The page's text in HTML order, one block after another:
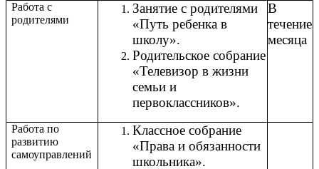
Работа с
родителями
Занятие с родителями
«Путь ребенка в
школу».
Родительское собрание
«Телевизор в жизни
семьи и
первоклассников».
В
течение
месяца
Работа по
развитию
самоуправлений
Классное собрание
«Права и обязанности
школьника».